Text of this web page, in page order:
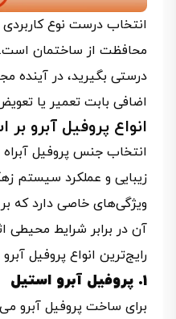
انتخاب درست نوع کاربردی
محافظت از ساختمان
درستی بگیرید، در آینده
اضافی بابت تعمیر یا
انواع پروفیل آبرو
انتخاب جنس پروفیل آبراه
زیبایی و عملکرد سیستم
ویژگی‌های خاصی دارد که
آن در برابر شرایط محیطی
رایج‌ترین انواع پروفیل
1. پروفیل آبرو استیل
برای ساخت پروفیل آبرو